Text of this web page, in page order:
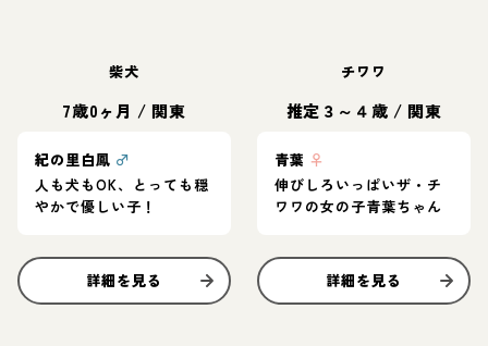
柴犬
7歳0ヶ月 / 関東
紀の里白鳳 ♂
人も犬もOK、とっても穏
やかで優しい子！
詳細を見る
チワワ
推定３～４歳 / 関東
青葉 ♀
伸びしろいっぱいザ・チ
ワワの女の子青葉ちゃん
詳細を見る